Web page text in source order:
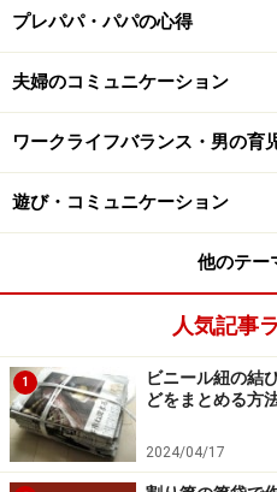
ンスに落ち着いてくるのだと
仕事があることに感謝をし
謝をし、両方に感謝ができ
しょう。どちらもイヤイヤ
父親の威厳ってなんだ？
・公園は大自然！「都会に
だ
※記事内容は執筆時点のもので
プレパパ・パパの心得
夫婦のコミュニケーション
ワークライフバランス・男の育
遊び・コミュニケーション
他のテー
人気記事
1
ビニール紐の結
どをまとめる方
2024/04/17